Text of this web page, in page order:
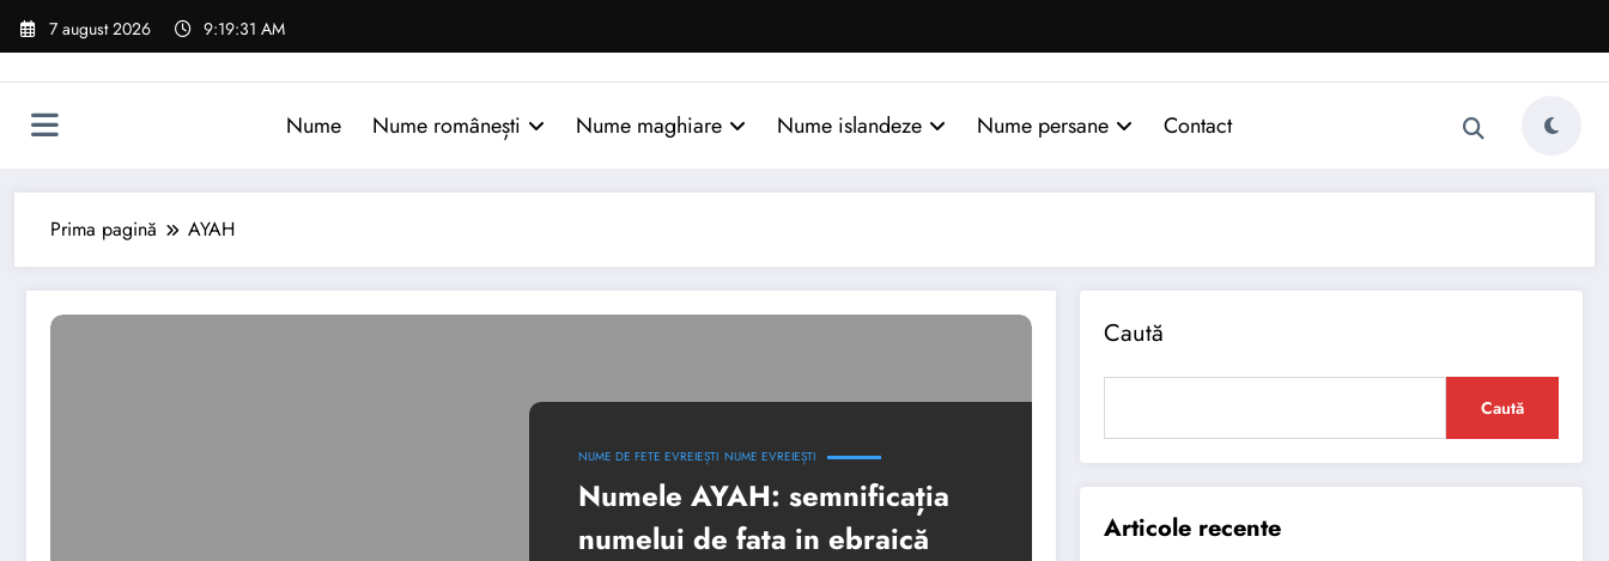
Sari
7 august 2026 9:19:32 AM
Nume Nume românești Nume maghiare Nume islandeze Nume persane Contact
Prima pagină AYAH
NUME DE FETE EVREIEȘTI NUME EVREIEȘTI
Numele AYAH: semnificația
numelui de fata in ebraică
Caută
Caută
Articole recente